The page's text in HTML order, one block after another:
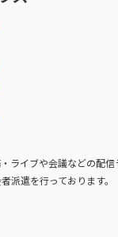
ライブや会議などの配
派遣を行っております。